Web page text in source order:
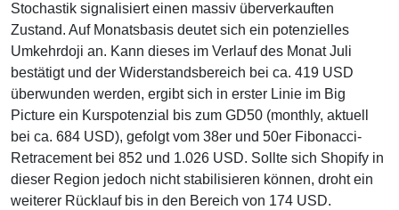
Stochastik signalisiert einen massiv überverkauften
Zustand. Auf Monatsbasis deutet sich ein potenzielles
Umkehrdoji an. Kann dieses im Verlauf des Monat Juli
bestätigt und der Widerstandsbereich bei ca. 419 USD
überwunden werden, ergibt sich in erster Linie im Big
Picture ein Kurspotenzial bis zum GD50 (monthly, aktuell
bei ca. 684 USD), gefolgt vom 38er und 50er Fibonacci-
Retracement bei 852 und 1.026 USD. Sollte sich Shopify in
dieser Region jedoch nicht stabilisieren können, droht ein
weiterer Rücklauf bis in den Bereich von 174 USD.